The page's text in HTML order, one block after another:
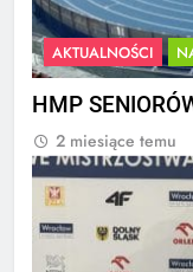
AKTUALNOŚCI
HMP
2 miesiące temu